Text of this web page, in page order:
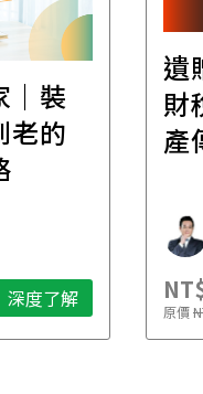
｜裝
老的
深度了解
遺
財
產
原價